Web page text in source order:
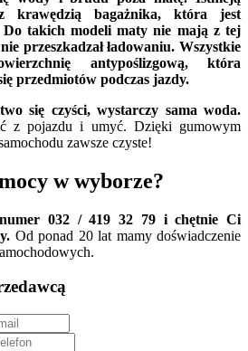
krawędzią bagażnika, która jest
takich modeli maty nie mają z tej
przeszkadzał ładowaniu. Wszystkie
antypoślizgową, która
przedmiotów podczas jazdy.
się czyści, wystarczy sama woda.
z pojazdu i umyć. Dzięki gumowym
zawsze czyste!
w wyborze?
032 / 419 32 79 i chętnie Ci
Od ponad 20 lat mamy doświadczenie